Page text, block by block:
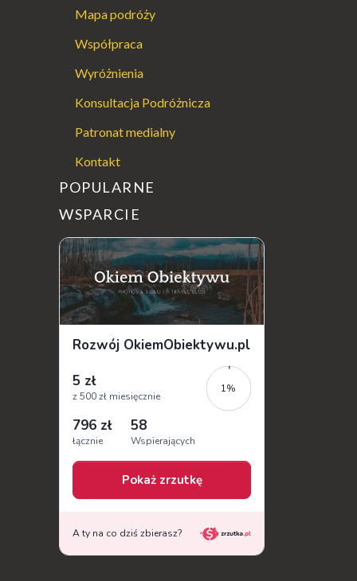
Mapa podróży
Współpraca
Wyróżnienia
Konsultacja Podróżnicza
Patronat medialny
Kontakt
POPULARNE
WSPARCIE